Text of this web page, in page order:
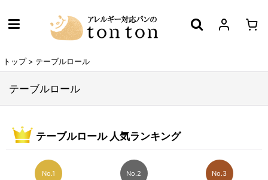
トップ > テーブルロール
テーブルロール
テーブルロール 人気ランキング
No.1 No.2 No.3